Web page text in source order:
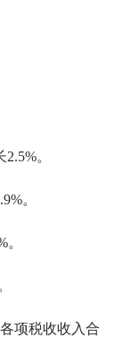
2.5%。
%。
。
项税收收入合